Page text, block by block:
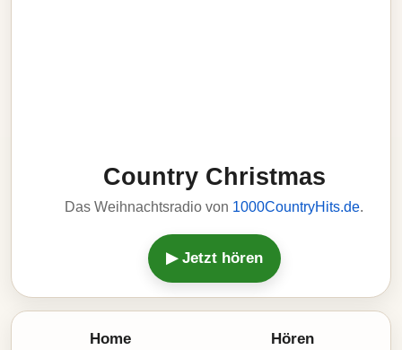
Country Christmas
Das Weihnachtsradio von 1000CountryHits.de.
▶ Jetzt hören
Home Hören